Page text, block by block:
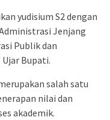
yudisium S2 dengan
Jenjang
Publik dan
Bupati.
salah satu
nilai dan
akademik.